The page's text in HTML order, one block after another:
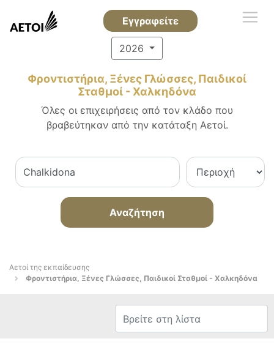
Εγγραφείτε
2026
Φροντιστήρια, Ξένες Γλώσσες, Παιδικοί
Σταθμοί - Χαλκηδόνα
Όλες οι επιχειρήσεις από τον κλάδο που
βραβεύτηκαν από την κατάταξη Αετοί.
Αναζήτηση
Αετοί της εκπαίδευσης
Φροντιστήρια, Ξένες Γλώσσες, Παιδικοί Σταθμοί - Χαλκηδόνα